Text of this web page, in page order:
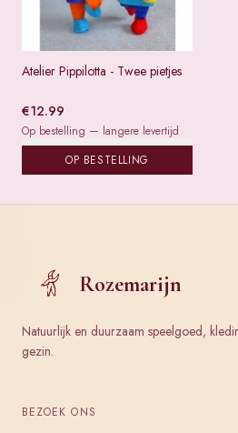
Atelier Pippilotta - Twee pietjes
€12.99
Op bestelling — langere levertijd
OP BESTELLING
Rozemarijn
Natuurlijk en duurzaam speelgoed,
gezin.
BEZOEK ONS